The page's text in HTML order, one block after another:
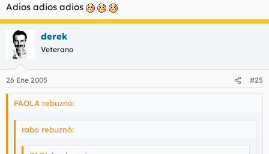
Adios adios adios
derek
Veterano
26 Ene 2005 #25
PAOLA rebuznó:
rabo rebuznó: